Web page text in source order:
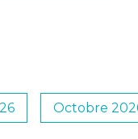
Octobre